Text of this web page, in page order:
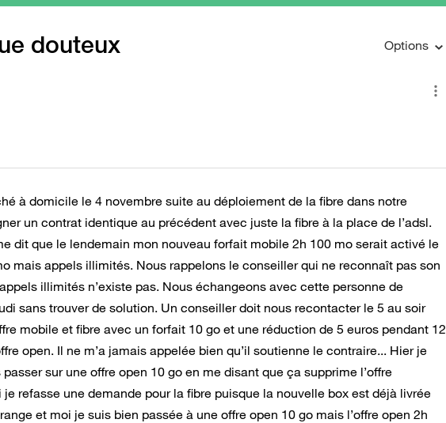
douteux Options
à domicile le 4 novembre suite au déploiement de la fibre dans notre
un contrat identique au précédent avec juste la fibre à la place de l’adsl.
dit que le lendemain mon nouveau forfait mobile 2h 100 mo serait activé le
mais appels illimités. Nous rappelons le conseiller qui ne reconnaît pas son
illimités n’existe pas. Nous échangeons avec cette personne de
sans trouver de solution. Un conseiller doit nous recontacter le 5 au soir
mobile et fibre avec un forfait 10 go et une réduction de 5 euros pendant 12
open. Il ne m’a jamais appelée bien qu’il soutienne le contraire... Hier je
sur une offre open 10 go en me disant que ça supprime l’offre
je refasse une demande pour la fibre puisque la nouvelle box est déjà livrée
et moi je suis bien passée à une offre open 10 go mais l’offre open 2h